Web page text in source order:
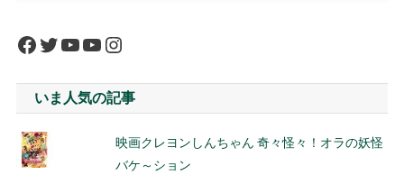
Facebook
Twitter
YouTube
YouTube
Instagram
いま人気の記事
映画クレヨンしんちゃん 奇々怪々！オラの妖怪
バケ～ション